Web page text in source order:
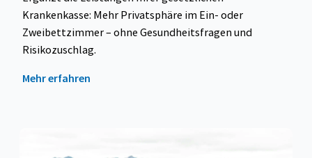
Krankenkasse: Mehr Privatsphäre im Ein- oder
Zweibettzimmer – ohne Gesundheitsfragen und
Risikozuschlag.
Mehr erfahren